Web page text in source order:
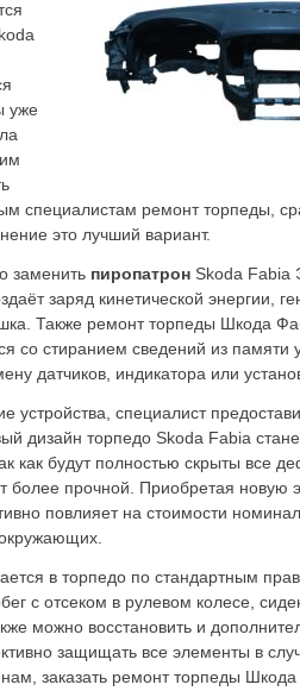
уже
специалистам ремонт торпеды,
это лучший вариант.
заменить пиропатрон Skoda Fabia
заряд кинетической энергии,
Также ремонт торпеды Шкода
со стиранием сведений из памяти
датчиков, индикатора или
устройства, специалист
дизайн торпедо Skoda Fabia
как будут полностью скрыты все
более прочной. Приобретая новую
повлияет на стоимости
в торпедо по стандартным
с отсеком в рулевом колесе,
можно восстановить и
защищать все элементы в
нам, заказать ремонт торпеды